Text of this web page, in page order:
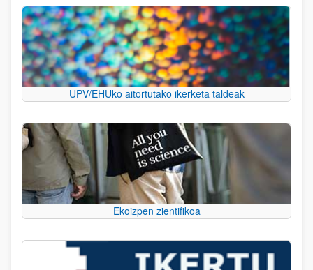
UPV/EHUko aitortutako ikerketa taldeak
Ekoizpen zientifikoa